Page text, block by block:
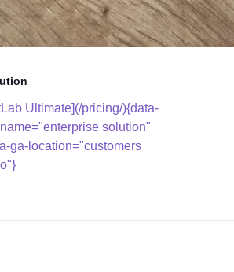
Ultimate](/pricing/){data-
solution"
ga-location="customers